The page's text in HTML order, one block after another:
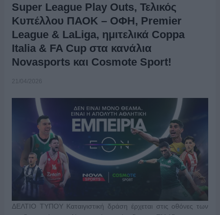
Super League Play Outs, Τελικός
Κυπέλλου ΠΑΟΚ – ΟΦΗ, Premier
League & LaLiga, ημιτελικά Coppa
Italia & FA Cup στα κανάλια
Novasports και Cosmote Sport!
21/04/2026
ΔΕΛΤΙΟ ΤΥΠΟΥ Καταιγιστική δράση έρχεται στις οθόνες των